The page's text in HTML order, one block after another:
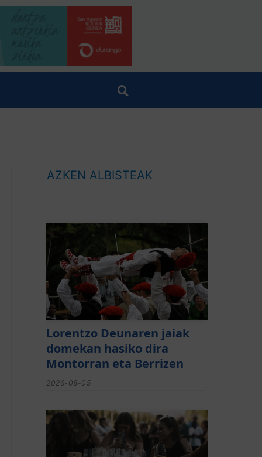
AZKEN ALBISTEAK
Lorentzo Deunaren jaiak
domekan hasiko dira
Montorran eta Berrizen
2026-08-05